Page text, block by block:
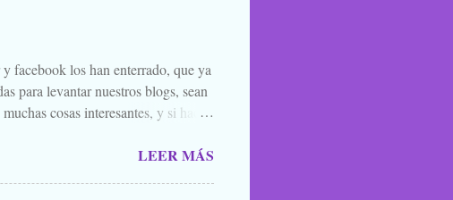
facebook los han enterrado, que ya
para levantar nuestros blogs, sean
cosas interesantes, y si hace
amigos de amigos, blogueros en
LEER MÁS